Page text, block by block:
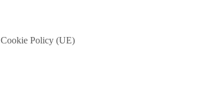
Cookie Policy (UE)